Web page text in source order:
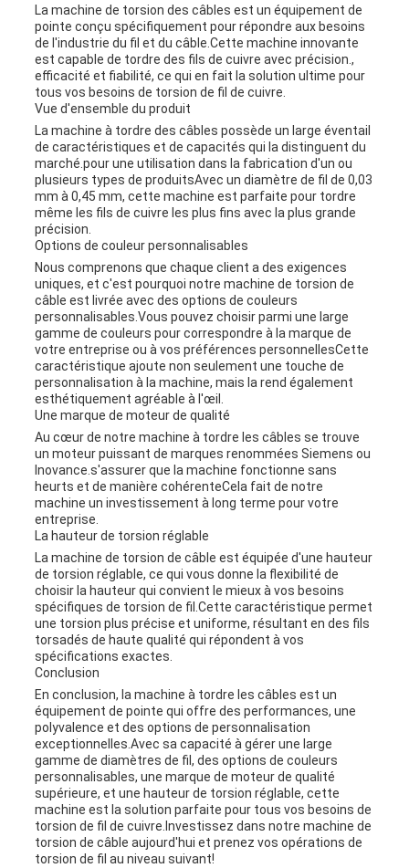
AFFAIRES
PLAN
SITE
PRIVACY
POLICY
La machine de torsion des câbles est un équipement de
pointe conçu spécifiquement pour répondre aux besoins
de l'industrie du fil et du câble.Cette machine innovante
est capable de tordre des fils de cuivre avec précision.,
efficacité et fiabilité, ce qui en fait la solution ultime pour
tous vos besoins de torsion de fil de cuivre.
Vue d'ensemble du produit
La machine à tordre des câbles possède un large éventail
de caractéristiques et de capacités qui la distinguent du
marché.pour une utilisation dans la fabrication d'un ou
plusieurs types de produitsAvec un diamètre de fil de 0,03
mm à 0,45 mm, cette machine est parfaite pour tordre
même les fils de cuivre les plus fins avec la plus grande
précision.
Options de couleur personnalisables
Nous comprenons que chaque client a des exigences
uniques, et c'est pourquoi notre machine de torsion de
câble est livrée avec des options de couleurs
personnalisables.Vous pouvez choisir parmi une large
gamme de couleurs pour correspondre à la marque de
votre entreprise ou à vos préférences personnellesCette
caractéristique ajoute non seulement une touche de
personnalisation à la machine, mais la rend également
esthétiquement agréable à l'œil.
Une marque de moteur de qualité
Au cœur de notre machine à tordre les câbles se trouve
un moteur puissant de marques renommées Siemens ou
Inovance.s'assurer que la machine fonctionne sans
heurts et de manière cohérenteCela fait de notre
machine un investissement à long terme pour votre
entreprise.
La hauteur de torsion réglable
La machine de torsion de câble est équipée d'une hauteur
de torsion réglable, ce qui vous donne la flexibilité de
choisir la hauteur qui convient le mieux à vos besoins
spécifiques de torsion de fil.Cette caractéristique permet
une torsion plus précise et uniforme, résultant en des fils
torsadés de haute qualité qui répondent à vos
spécifications exactes.
Conclusion
En conclusion, la machine à tordre les câbles est un
équipement de pointe qui offre des performances, une
polyvalence et des options de personnalisation
exceptionnelles.Avec sa capacité à gérer une large
gamme de diamètres de fil, des options de couleurs
personnalisables, une marque de moteur de qualité
supérieure, et une hauteur de torsion réglable, cette
machine est la solution parfaite pour tous vos besoins de
torsion de fil de cuivre.Investissez dans notre machine de
torsion de câble aujourd'hui et prenez vos opérations de
torsion de fil au niveau suivant!